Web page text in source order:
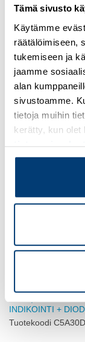
Tämä sivusto
Käytämme
räätälöimiseen,
tukemiseen ja
jaamme
alan
sivustoamme.
tietoja muihin
kerätty, kun olet
verkkokauppaa
Osastot:Releco,
TUTUSTU
INDIKOINTI +
Tuotekoodi